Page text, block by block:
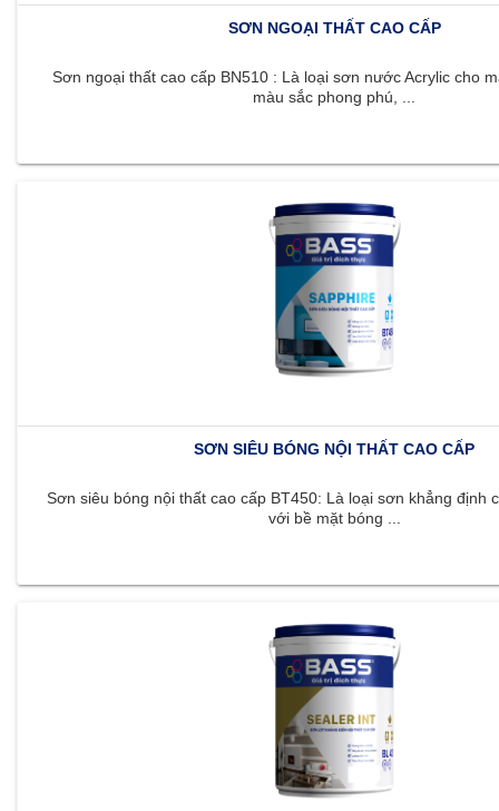
SƠN NGOẠI THẤT CAO CẤP
Sơn ngoại thất cao cấp BN510 : Là loại sơn nước Acrylic cho
màu sắc phong phú, ...
SƠN SIÊU BÓNG NỘI THẤT CAO CẤP
Sơn siêu bóng nội thất cao cấp BT450: Là loại sơn khẳng định
với bề mặt bóng ...